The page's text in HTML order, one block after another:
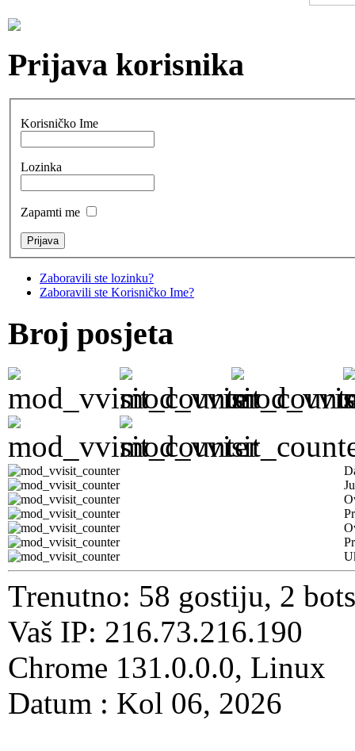
Prijava korisnika
Korisničko Ime
Lozinka
Zapamti me
Zaboravili ste lozinku?
Zaboravili ste Korisničko Ime?
Broj posjeta
Trenutno: 58 gostiju, 2
Vaš IP: 216.73.216.190
Chrome 131.0.0.0, Linux
Datum : Kol 06, 2026